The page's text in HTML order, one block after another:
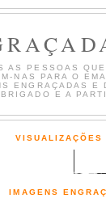
AS PESSOAS
NAS PARA O
ENGRAÇADAS
E A
VISUALIZAÇÕES
IMAGENS